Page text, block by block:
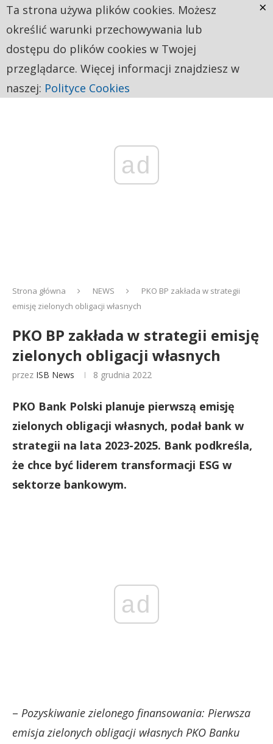
ad
Strona główna NEWS
PKO BP zakłada w strategii
emisję zielonych obligacji własnych
PKO BP zakłada w strategii emisję
zielonych obligacji własnych
przez ISB News 8 grudnia 2022
PKO Bank Polski planuje pierwszą emisję
zielonych obligacji własnych, podał bank w
strategii na lata 2023-2025. Bank podkreśla,
że chce być liderem transformacji ESG w
sektorze bankowym.
ad
– Pozyskiwanie zielonego finansowania: Pierwsza
emisja zielonych obligacji własnych PKO Banku
Ta strona używa plików cookies. Możesz
określić warunki przechowywania lub
dostępu do plików cookies w Twojej
przeglądarce. Więcej informacji znajdziesz w
naszej: Polityce Cookies
×